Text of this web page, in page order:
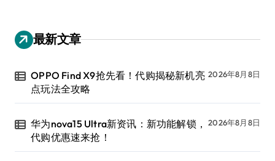
最新文章
OPPO Find X9抢先看！代购揭秘新机亮
点玩法全攻略
2026年8月8日
华为nova15 Ultra新资讯：新功能解锁，
代购优惠速来抢！
2026年8月8日